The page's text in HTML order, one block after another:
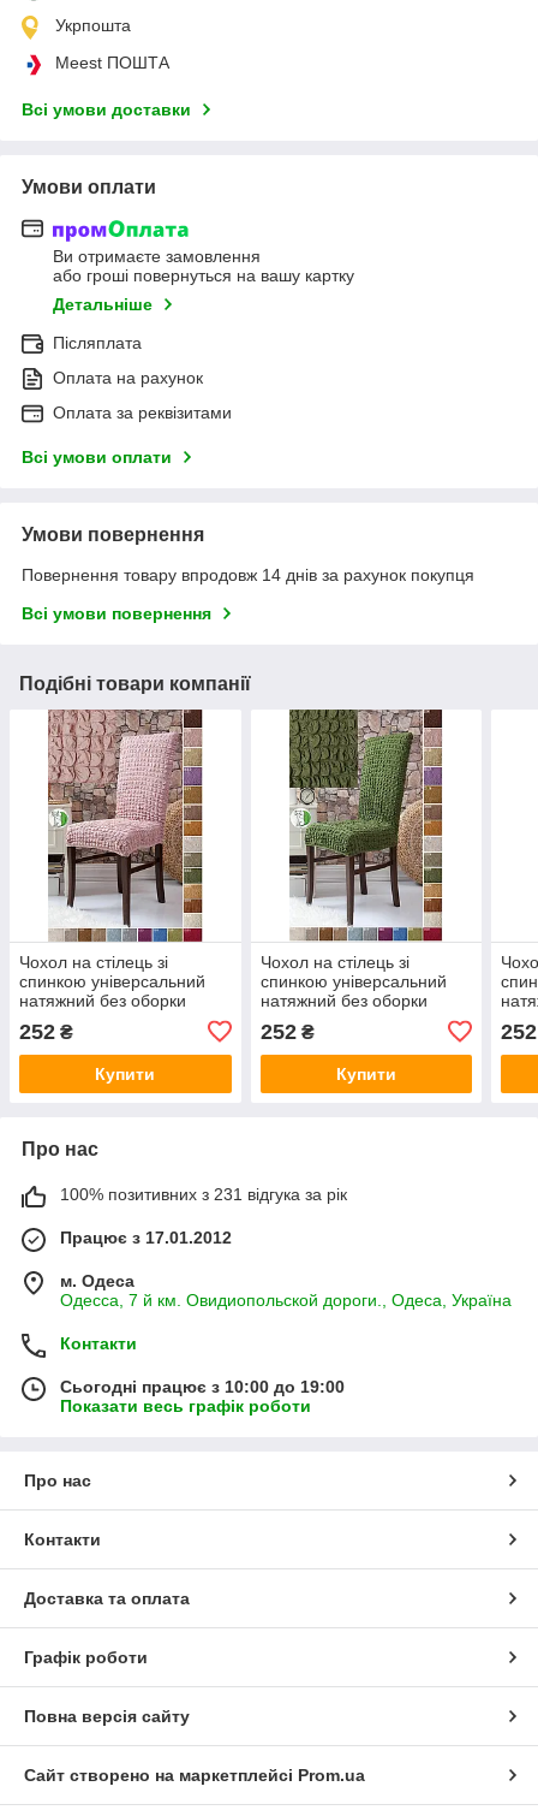
Укрпошта
Meest ПОШТА
Всі умови доставки
Умови оплати
Ви отримаєте замовлення
або гроші повернуться на вашу картку
Детальніше
Післяплата
Оплата на рахунок
Оплата за реквізитами
Всі умови оплати
Умови повернення
Повернення товару впродовж 14 днів за рахунок покупця
Всі умови повернення
Подібні товари компанії
Чохол на стілець зі
спинкою універсальний
натяжний без оборки
Venera Туреччина пудра
252 ₴
Купити
Чохол на стілець зі
спинкою універсальний
натяжний без оборки
Venera Туреччина зелений
252₴
Купити
252
Про нас
100% позитивних з 231 відгука за рік
Працює з 17.01.2012
м. Одеса
Одесса, 7 й км. Овидиопольской дороги., Одеса, Україна
Контакти
Сьогодні працює з 10:00 до 19:00
Показати весь графік роботи
Про нас
Контакти
Доставка та оплата
Графік роботи
Повна версія сайту
Сайт створено на маркетплейсі Prom.ua